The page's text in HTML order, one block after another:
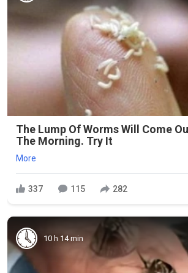
The Lump Of Worms Will Come
The Morning. Try It
More
337 115 282
10 h 14 min